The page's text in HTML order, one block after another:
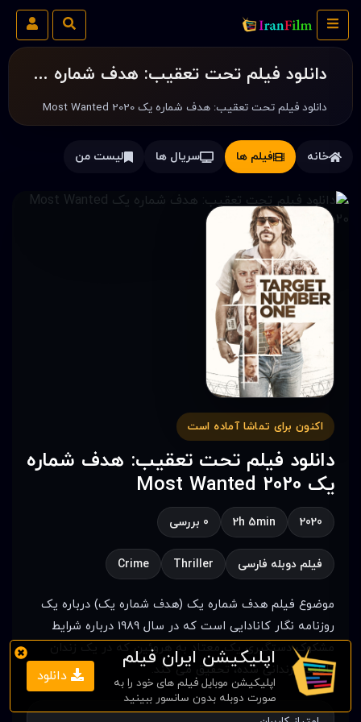
دانلود فیلم تحت تعقیب: هدف شماره یک Most Wanted 2020
دانلود فیلم تحت تعقیب: هدف شماره یک Most Wanted 2020
خانه فیلم ها سریال ها لیست من
اکنون برای تماشا آماده است
دانلود فیلم تحت تعقیب: هدف شماره
یک Most Wanted 2020
2020
2h 5min 0 بررسی
فیلم دوبله فارسی Thriller
Crime
موضوع فیلم هدف شماره یک (هدف شماره یک) درباره یک
روزنامه نگار کانادایی است که در سال 1989 درباره شرایط
مشکوک دستگیری یک معتاد به هروئین که در یک زندان
تایلندی زندانی شده، تحقیق می کند.
اپلیکیشن ایران فیلم
اپلیکیشن موبایل فیلم های خود را به
صورت دوبله بدون سانسور ببینید
دانلود